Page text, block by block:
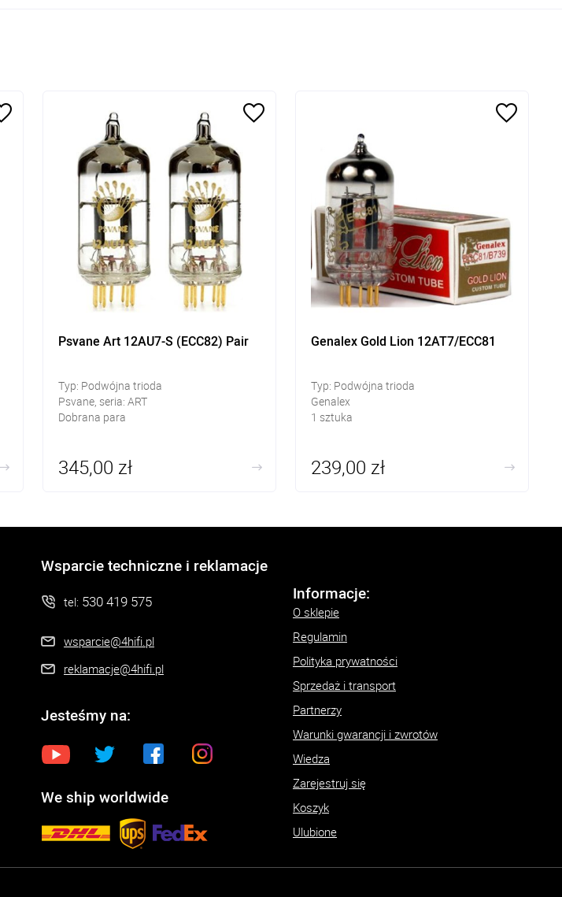
Psvane Art 12AU7-S (ECC82) Pair
Typ: Podwójna trioda
Psvane, seria: ART
Dobrana para
345,00 zł
Genalex Gold Lion 12AT7/ECC81
Typ: Podwójna trioda
Genalex
1 sztuka
239,00 zł
Wsparcie techniczne i reklamacje
tel: 530 419 575
wsparcie@4hifi.pl
reklamacje@4hifi.pl
Jesteśmy na:
We ship worldwide
Informacje:
O sklepie
Regulamin
Polityka prywatności
Sprzedaż i transport
Partnerzy
Warunki gwarancji i zwrotów
Wiedza
Zarejestruj się
Koszyk
Ulubione